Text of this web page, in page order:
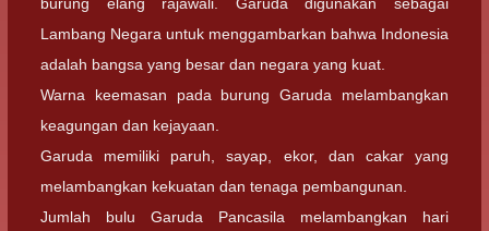
Lambang Negara untuk menggambarkan bahwa Indonesia
adalah bangsa yang besar dan negara yang kuat.
Warna keemasan pada burung Garuda melambangkan
keagungan dan kejayaan.
Garuda memiliki paruh, sayap, ekor, dan cakar yang
melambangkan kekuatan dan tenaga pembangunan.
Jumlah bulu Garuda Pancasila melambangkan hari